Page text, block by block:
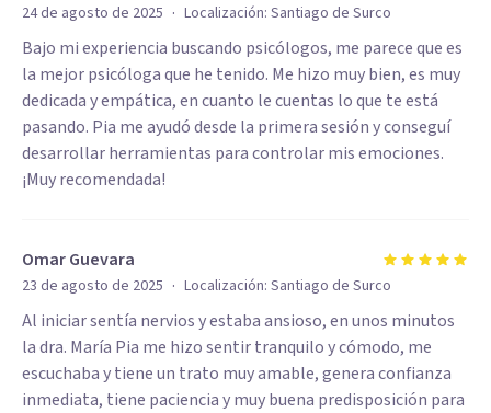
24 de agosto de 2025 · Localización: Santiago de Surco
Bajo mi experiencia buscando psicólogos, me parece que es
la mejor psicóloga que he tenido. Me hizo muy bien, es muy
dedicada y empática, en cuanto le cuentas lo que te está
pasando. Pia me ayudó desde la primera sesión y conseguí
desarrollar herramientas para controlar mis emociones.
¡Muy recomendada!
Omar Guevara
23 de agosto de 2025 · Localización: Santiago de Surco
Al iniciar sentía nervios y estaba ansioso, en unos minutos
la dra. María Pia me hizo sentir tranquilo y cómodo, me
escuchaba y tiene un trato muy amable, genera confianza
inmediata, tiene paciencia y muy buena predisposición para